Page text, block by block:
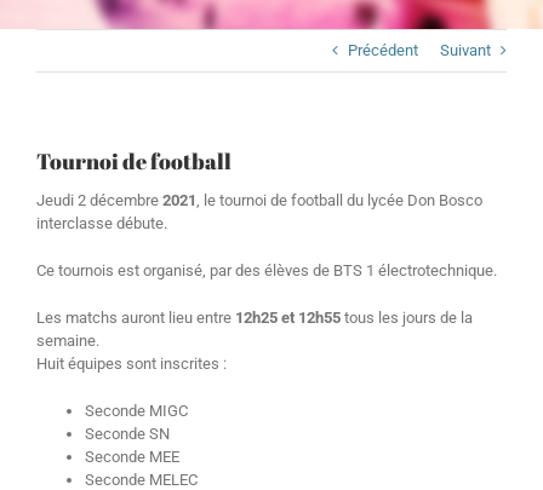
Précédent Suivant
Tournoi de football
Jeudi 2 décembre 2021, le tournoi de football du lycée Don Bosco
interclasse débute.
Ce tournois est organisé, par des élèves de BTS 1 électrotechnique.
Les matchs auront lieu entre 12h25 et 12h55 tous les jours de la
semaine.
Huit équipes sont inscrites :
Seconde MIGC
Seconde SN
Seconde MEE
Seconde MELEC